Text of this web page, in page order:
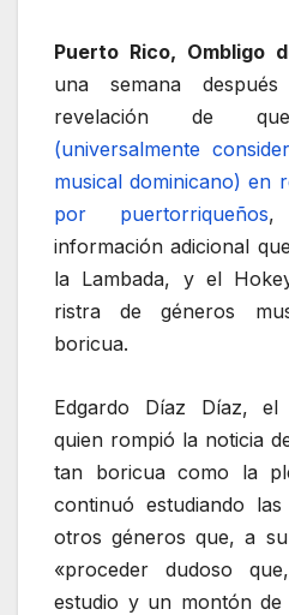
Puerto Rico, Ombligo
una semana
revelación de
(universalmente
musical dominicano) en
por puertorriqueños,
información adicional
la Lambada, y el
ristra de géneros
boricua.
Edgardo Díaz Díaz, el
quien rompió la noticia
tan boricua como la
continuó estudiando
otros géneros que, a
«proceder dudoso
estudio y un montón de